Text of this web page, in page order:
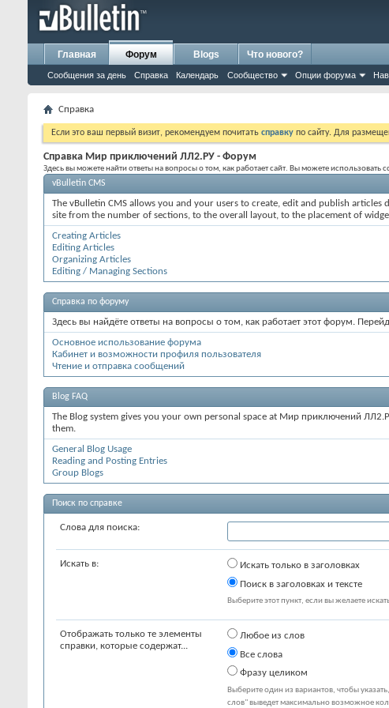
Главная Форум
Сообщения за день Справка Календарь Сообщество Опции форума
Blogs Что нового?
Справка
Если это ваш первый визит, рекомендуем почитать справку по сайту. Для
Справка Мир приключений ЛЛ2.РУ - Форум
Здесь вы можете найти ответы на вопросы о том, как работает сайт. Вы можете
vBulletin CMS
The vBulletin CMS allows you and your users to create, edit and publish
site from the number of sections, to the overall layout, to the placement of
Creating Articles
Editing Articles
Organizing Articles
Editing / Managing Sections
Справка по форуму
Здесь вы найдёте ответы на вопросы о том, как работает этот форум.
Основное использование форума
Кабинет и возможности профиля пользователя
Чтение и отправка сообщений
Blog FAQ
The Blog system gives you your own personal space at Мир приключений
them.
General Blog Usage
Reading and Posting Entries
Group Blogs
Поиск по справке
Слова для поиска:
Искать в:
Искать только в заголовках
Поиск в заголовках и тексте
Выберите этот пункт, если вы желаете
Отображать только те элементы
справки, которые содержат...
Любое из слов
Все слова
Фразу целиком
Выберите один из вариантов, чтобы
слов" выведет максимально возможное